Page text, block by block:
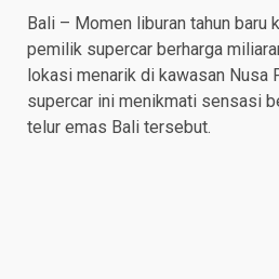
Bali – Momen liburan tahun baru
pemilik supercar berharga
lokasi menarik di kawasan Nusa
supercar ini menikmati sensasi
telur emas Bali tersebut.